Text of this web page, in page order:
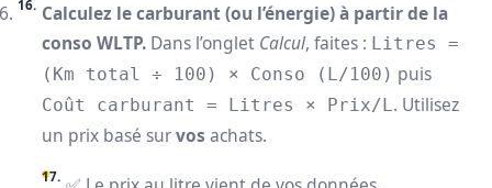
Calculez le carburant (ou l’énergie) à partir de la
conso WLTP. Dans l’onglet Calcul, faites : Litres =
(Km total ÷ 100) × Conso (L/100) puis
Coût carburant = Litres × Prix/L. Utilisez
un prix basé survos achats.